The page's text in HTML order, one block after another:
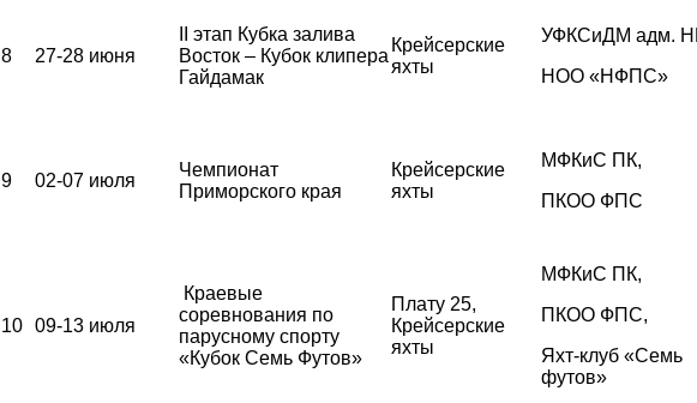
8 27-28 июня
II этап Кубка залива
Восток – Кубок клипера
Гайдамак
Крейсерские
яхты
УФКСиДМ адм.
НОО «НФПС»
9 02-07 июля
Чемпионат
Приморского края
Крейсерские
яхты
МФКиС ПК,
ПКОО ФПС
10 09-13 июля
Краевые
соревнования по
парусному спорту
«Кубок Семь Футов»
Плату 25,
Крейсерские
яхты
МФКиС ПК,
ПКОО ФПС,
Яхт-клуб «Семь
футов»